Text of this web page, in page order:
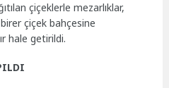
çiçeklerle mezarlıklar,
çiçek bahçesine
hale getirildi.